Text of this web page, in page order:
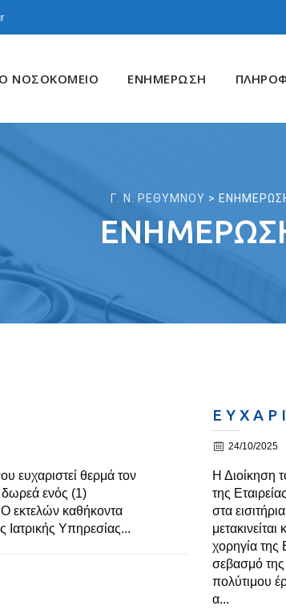
ΝΟΣΟΚΟΜΕΙΟ ΕΝΗΜΕΡΩΣΗ
Γ. Ν. ΡΕΘΥΜΝΟΥ >
ευχαριστεί θερμά τον
δωρεά ενός (1)
εκτελών καθήκοντα
Ιατρικής Υπηρεσίας...
Ε Υ Χ Α Ρ
24/10/2025
Η Διοίκηση
της
στα
χορηγία της
σεβασμό της
πολύτιμου
α...